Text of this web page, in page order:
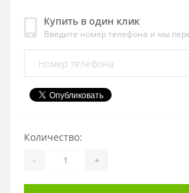
Купить в один клик
Введите номер телефона и мы
Количество:
- +